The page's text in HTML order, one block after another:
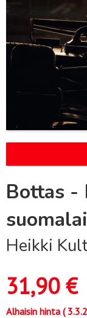
Bottas -
Heikki
31,90€
Alhaisin hinta (